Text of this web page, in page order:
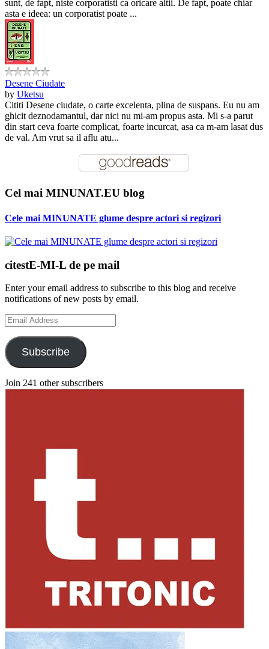
sunt, de fapt, niste corporatisti ca oricare altii. De fapt, poate chiar
asta e ideea: un corporatist poate ...
Desene Ciudate
by Uketsu
Cititi Desene ciudate, o carte excelenta, plina de suspans. Eu nu am
ghicit deznodamantul, dar nici nu mi-am propus asta. Mi s-a parut
din start ceva foarte complicat, foarte incurcat, asa ca m-am lasat dus
de val. Am vrut sa il aflu atu...
Cel mai MINUNAT.EU blog
Cele mai MINUNATE glume despre actori si regizori
citestE-MI-L de pe mail
Enter your email address to subscribe to this blog and receive
notifications of new posts by email.
Email
Address
Subscribe
Join 241 other subscribers